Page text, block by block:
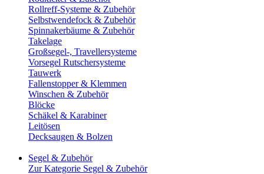
Rollreff-Systeme & Zubehör
Selbstwendefock & Zubehör
Spinnakerbäume & Zubehör
Takelage
Großsegel-, Travellersysteme
Vorsegel Rutschersysteme
Tauwerk
Fallenstopper & Klemmen
Winschen & Zubehör
Blöcke
Schäkel & Karabiner
Leitösen
Decksaugen & Bolzen
Segel & Zubehör
Zur Kategorie Segel & Zubehör